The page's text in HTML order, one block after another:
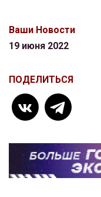
Ваши Новости
19 июня 2022
ПОДЕЛИТЬСЯ